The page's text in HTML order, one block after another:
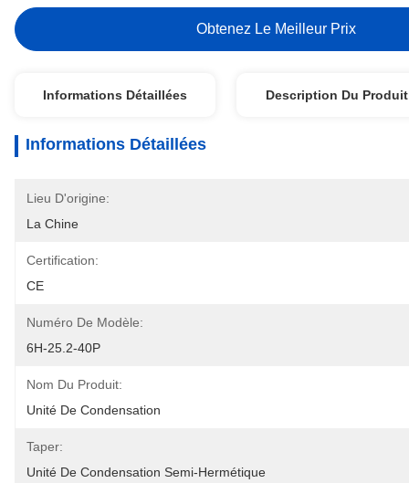
Obtenez Le Meilleur Prix
Informations Détaillées Description Du Produit
Informations Détaillées
Lieu D'origine:
La Chine
Certification:
CE
Numéro De Modèle:
6H-25.2-40P
Nom Du Produit:
Unité De Condensation
Taper:
Unité De Condensation Semi-Hermétique